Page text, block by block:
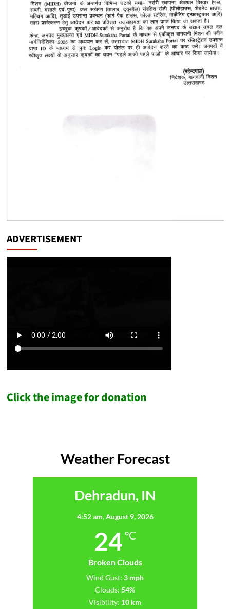
ADVERTISEMENT
Click the image for donation
Weather Forecast
Dehradun, IN
4:52 am,August 9, 2026
24 °C
Broken Clouds
Wind Gust: 3 mph
Clouds: 54%
Visibility: 10 km